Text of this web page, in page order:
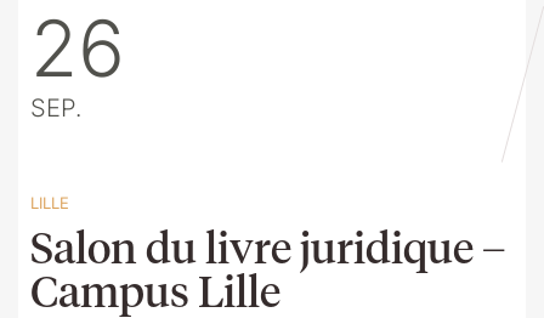
26
SEP.
LILLE
Salon du livre juridique –
Campus Lille